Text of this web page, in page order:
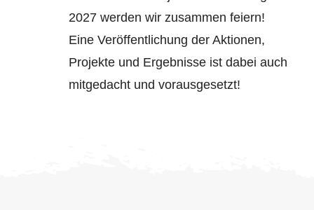
2027 werden wir zusammen feiern!
Eine Veröffentlichung der Aktionen,
Projekte und Ergebnisse ist dabei auch
mitgedacht und vorausgesetzt!